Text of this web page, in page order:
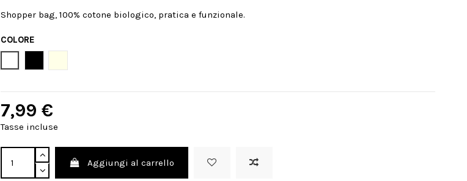
Shopper bag, 100% cotone biologico, pratica e funzionale.
COLORE
7,99 €
Tasse incluse
Aggiungi al carrello